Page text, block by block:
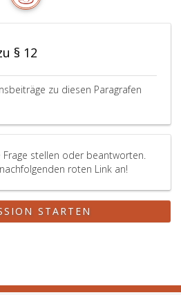
§ 12
zu diesen Paragrafen
Frage stellen oder beantworten.
roten Link an!
STARTEN